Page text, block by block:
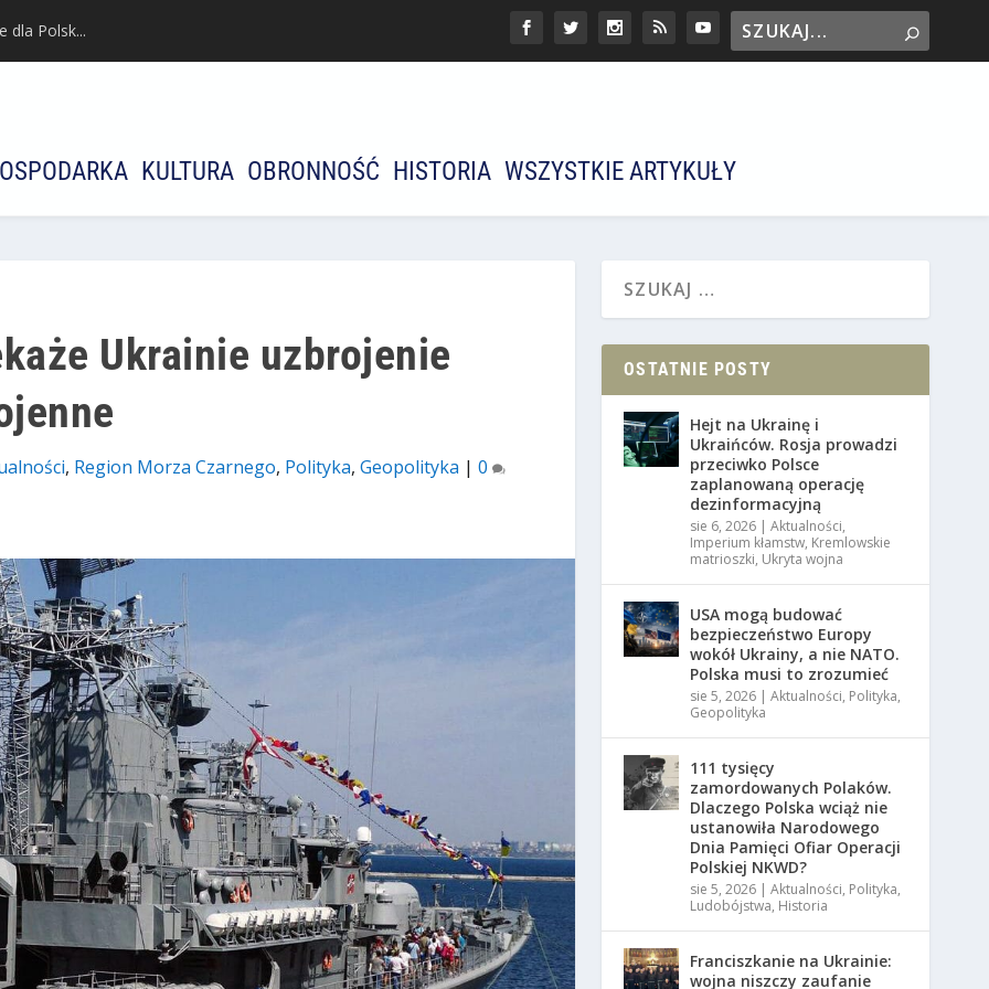
dla Polsk...
KULTURA OBRONNOŚĆ HISTORIA WSZYSTKIE ARTYKUŁY
Ukrainie uzbrojenie
, Region Morza Czarnego, Polityka, Geopolityka | 0
OSTATNIE POSTY
Hejt na Ukrainę i
Ukraińców. Rosja prowadzi
przeciwko Polsce
zaplanowaną operację
dezinformacyjną
sie 6, 2026 |Aktualności,
Imperium kłamstw, Kremlowskie
matrioszki, Ukryta wojna
USA mogą budować
bezpieczeństwo Europy
wokół Ukrainy, a nie NATO.
Polska musi to zrozumieć
sie 5, 2026 |Aktualności, Polityka,
Geopolityka
111 tysięcy
zamordowanych Polaków.
Dlaczego Polska wciąż nie
ustanowiła Narodowego
Dnia Pamięci Ofiar Operacji
Polskiej NKWD?
sie 5, 2026 |Aktualności, Polityka,
Ludobójstwa, Historia
Franciszkanie na Ukrainie:
wojna niszczy zaufanie